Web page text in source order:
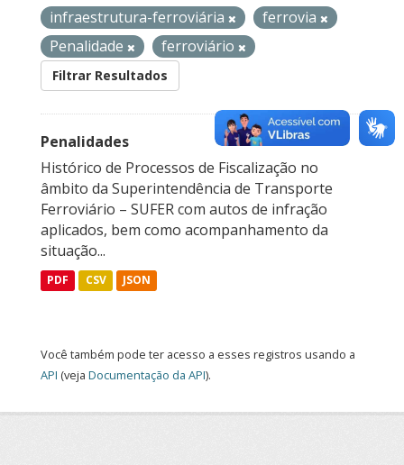
infraestrutura-ferroviária
ferrovia
Penalidade
ferroviário
Filtrar Resultados
Penalidades
Histórico de Processos de Fiscalização no
âmbito da Superintendência de Transporte
Ferroviário – SUFER com autos de infração
aplicados, bem como acompanhamento da
situação...
PDF CSV JSON
Você também pode ter acesso a esses registros usando a
API (veja Documentação da API).